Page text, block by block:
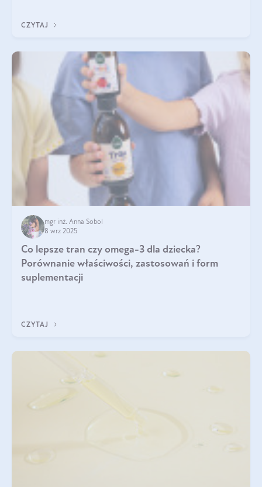
CZYTAJ
mgr inż. Anna Sobol
8 wrz 2025
Co lepsze tran czy omega-3 dla dziecka?
Porównanie właściwości, zastosowań i form
suplementacji
CZYTAJ